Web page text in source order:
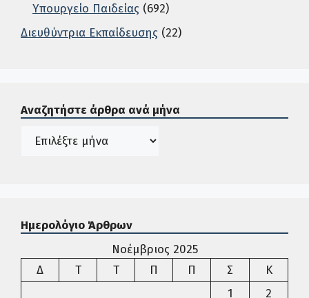
Υπουργείο Παιδείας (692)
Διευθύντρια Εκπαίδευσης (22)
Αναζητήστε άρθρα ανά μήνα
Ιστορικό
Ημερολόγιο Άρθρων
Νοέμβριος 2025
ΔΔευτέρα
ΤΤρίτη ΤΤετάρτη
Π Πέμπτη
Π Παρασκευή
Σ Σάββατο
Κ
1
2